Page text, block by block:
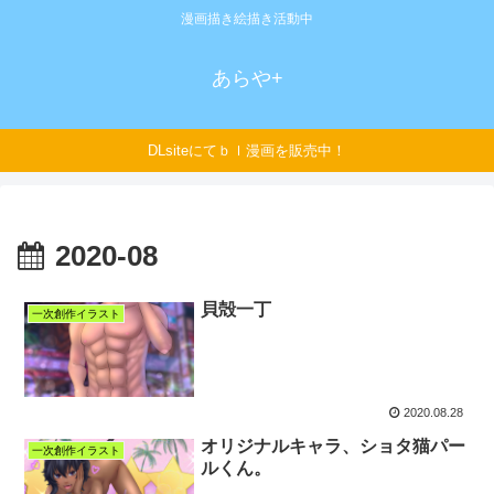
漫画描き絵描き活動中
あらや+
DLsiteにてｂｌ漫画を販売中！
2020-08
一次創作イラスト 貝殻一丁
2020.08.28
一次創作イラスト
オリジナルキャラ、ショタ猫パー
ルくん。